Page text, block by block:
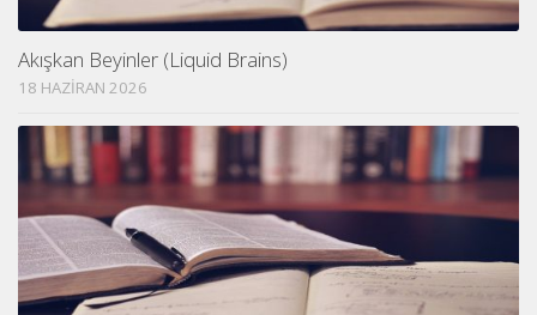
Akışkan Beyinler (Liquid Brains)
18 HAZIRAN 2026